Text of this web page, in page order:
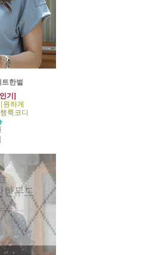
한벌
기]
하게
룩코디